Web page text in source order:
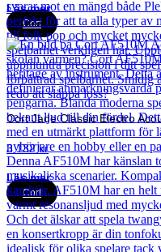
Läs mer
Cort
Cort Jade Classic Electro
3 132kr
Läs mer
Cort